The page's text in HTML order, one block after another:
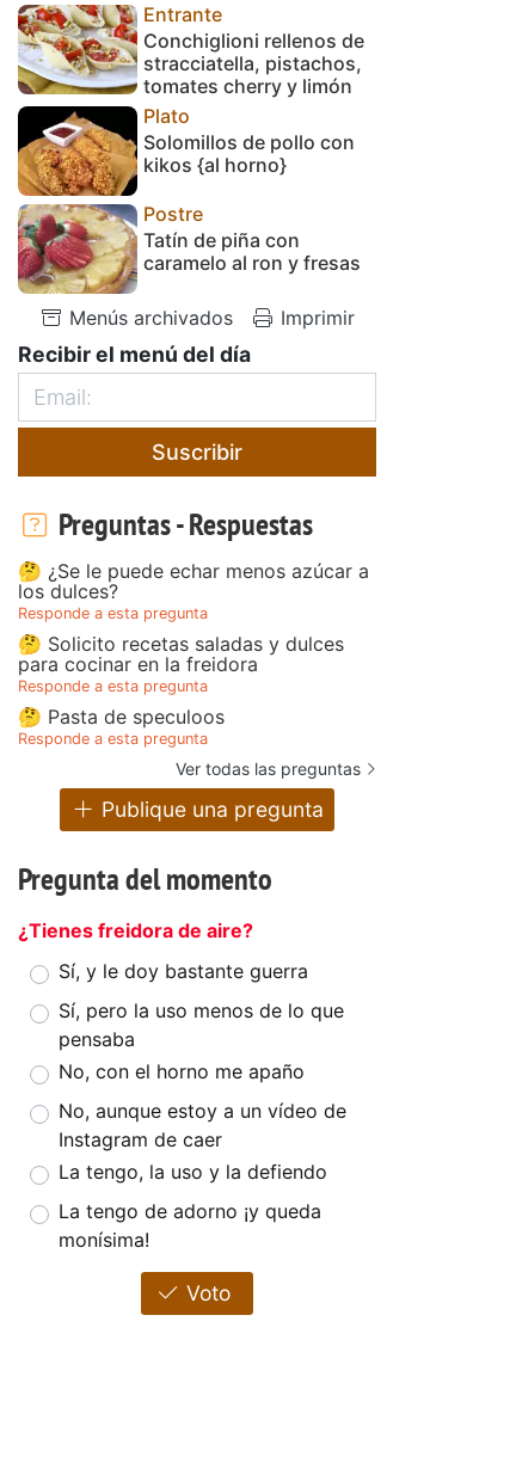
Entrante
Conchiglioni rellenos de
stracciatella, pistachos,
tomates cherry y limón
Plato
Solomillos de pollo con
kikos {al horno}
Postre
Tatín de piña con
caramelo al ron y fresas
Menús archivados Imprimir
Recibir el menú del día
Suscribir
Preguntas - Respuestas
🤔 ¿Se le puede echar menos azúcar a
los dulces?
Responde a esta pregunta
🤔 Solicito recetas saladas y dulces
para cocinar en la freidora
Responde a esta pregunta
🤔 Pasta de speculoos
Responde a esta pregunta
Ver todas las preguntas
Publique una pregunta
Pregunta del momento
¿Tienes freidora de aire?
Sí, y le doy bastante guerra
Sí, pero la uso menos de lo que
pensaba
No, con el horno me apaño
No, aunque estoy a un vídeo de
Instagram de caer
La tengo, la uso y la defiendo
La tengo de adorno ¡y queda
monísima!
Voto